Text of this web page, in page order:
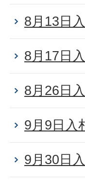
8月13日
8月17日
8月26日
9月9日入
9月30日